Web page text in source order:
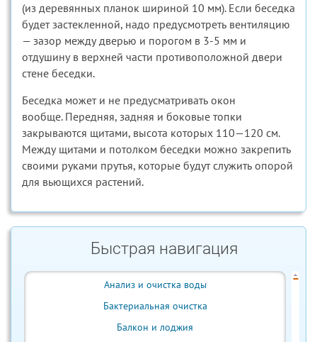
(из деревянных планок шириной 10 мм). Если беседка
будет застекленной, надо предусмотреть вентиляцию
— зазор между дверью и порогом в 3-5 мм и
отдушину в верхней части противоположной двери
стене беседки.
Беседка может и не предусматривать окон
вообще. Передняя, задняя и боковые топки
закрываются щитами, высота которых 110—120 см.
Между щитами и потолком беседки можно закрепить
своими руками прутья, которые будут служить опорой
для вьющихся растений.
Быстрая навигация
Анализ и очистка воды
Бактериальная очистка
Балкон и лоджия